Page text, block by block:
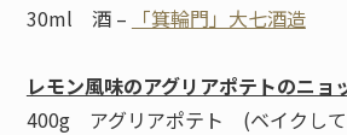
30ml 酒 –
「箕輪門」大七酒造
レモン風味のアグリアポテトのニョ
400g アグリアポテト (ベイクして